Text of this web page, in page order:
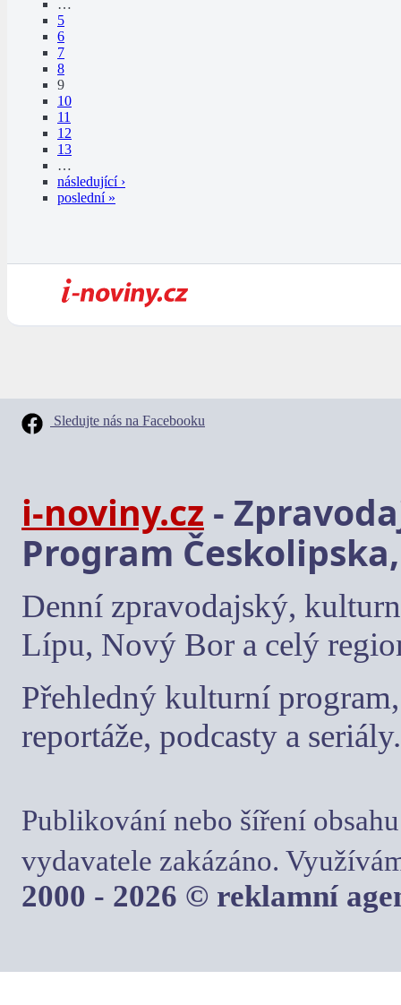
…
5
6
7
8
9
10
11
12
13
…
následující ›
poslední »
Sledujte nás na Facebooku
i-noviny.cz -
Program
Denní zpravodajský,
Lípu, Nový Bor a celý
Přehledný kulturní
reportáže, podcasty a seriály.
Publikování nebo šíření
vydavatele zakázáno.
2000 - 2026 © reklamní